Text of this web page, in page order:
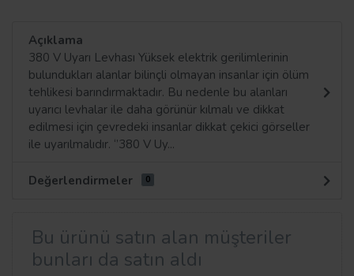
Açıklama
380 V Uyarı Levhası Yüksek elektrik gerilimlerinin
bulundukları alanlar bilinçli olmayan insanlar için ölüm
tehlikesi barındırmaktadır. Bu nedenle bu alanları
uyarıcı levhalar ile daha görünür kılmalı ve dikkat
edilmesi için çevredeki insanlar dikkat çekici görseller
ile uyarılmalıdır. ‘’380 V Uy...
Değerlendirmeler 0
Bu ürünü satın alan müşteriler
bunları da satın aldı